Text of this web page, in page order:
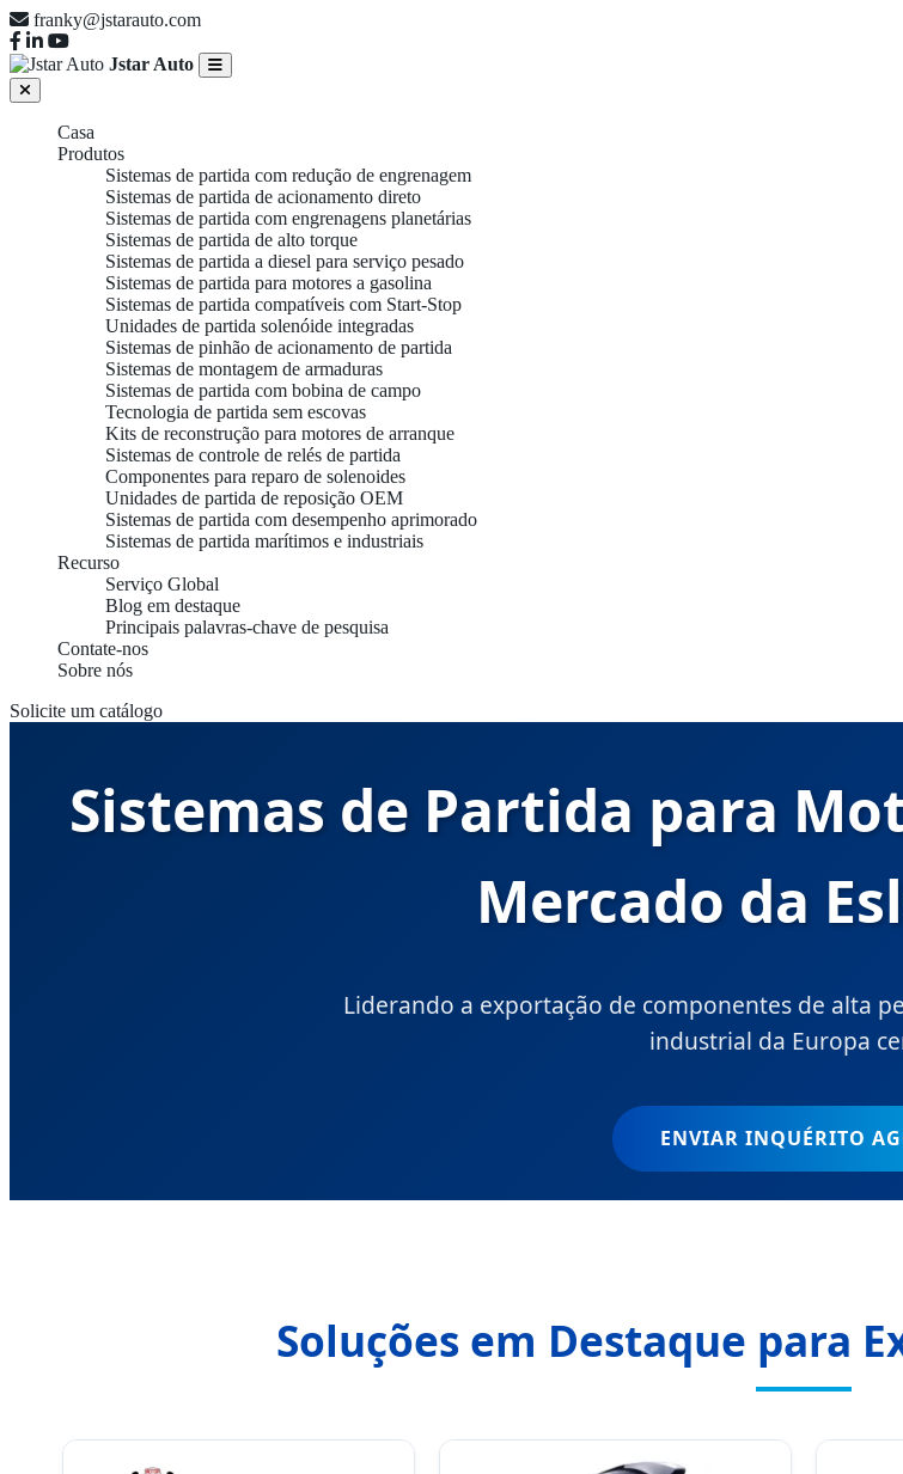
franky@jstarauto.com
Jstar Auto
Casa
Produtos
Sistemas de partida com redução de engrenagem
Sistemas de partida de acionamento direto
Sistemas de partida com engrenagens planetárias
Sistemas de partida de alto torque
Sistemas de partida a diesel para serviço pesado
Sistemas de partida para motores a gasolina
Sistemas de partida compatíveis com Start-Stop
Unidades de partida solenóide integradas
Sistemas de pinhão de acionamento de partida
Sistemas de montagem de armaduras
Sistemas de partida com bobina de campo
Tecnologia de partida sem escovas
Kits de reconstrução para motores de arranque
Sistemas de controle de relés de partida
Componentes para reparo de solenoides
Unidades de partida de reposição OEM
Sistemas de partida com desempenho aprimorado
Sistemas de partida marítimos e industriais
Recurso
Serviço Global
Blog em destaque
Principais palavras-chave de pesquisa
Contate-nos
Sobre nós
Solicite um catálogo
Sistemas de Partida para
Mercado da
Liderando a exportação de componentes de alta
industrial da Europa
ENVIAR INQUÉRITO
Soluções em Destaque para